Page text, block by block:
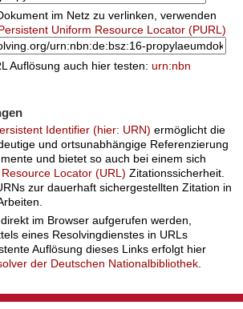
im Netz zu verlinken, verwenden
Uniform Resource Locator (PURL)
Auflösung auch hier testen: urn:nbn
Identifier (hier: URN) ermöglicht die
und ortsunabhängige Referenzierung
und bietet so auch bei einem sich
Locator (URL) Zitationssicherheit.
zur dauerhaft sichergestellten Zitation in
im Browser aufgerufen werden,
eines Resolvingdienstes in URLs
Auflösung dieses Links erfolgt hier
der Deutschen Nationalbibliothek